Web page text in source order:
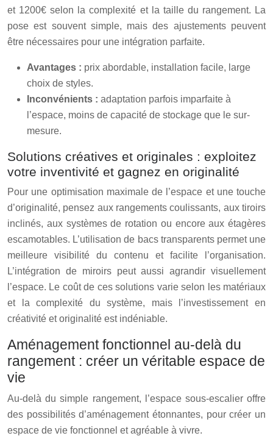
et 1200€ selon la complexité et la taille du rangement. La
pose est souvent simple, mais des ajustements peuvent
être nécessaires pour une intégration parfaite.
Avantages : prix abordable, installation facile, large
choix de styles.
Inconvénients : adaptation parfois imparfaite à
l’espace, moins de capacité de stockage que le sur-
mesure.
Solutions créatives et originales : exploitez
votre inventivité et gagnez en originalité
Pour une optimisation maximale de l’espace et une touche
d’originalité, pensez aux rangements coulissants, aux tiroirs
inclinés, aux systèmes de rotation ou encore aux étagères
escamotables. L’utilisation de bacs transparents permet une
meilleure visibilité du contenu et facilite l’organisation.
L’intégration de miroirs peut aussi agrandir visuellement
l’espace. Le coût de ces solutions varie selon les matériaux
et la complexité du système, mais l’investissement en
créativité et originalité est indéniable.
Aménagement fonctionnel au-delà du
rangement : créer un véritable espace de
vie
Au-delà du simple rangement, l’espace sous-escalier offre
des possibilités d’aménagement étonnantes, pour créer un
espace de vie fonctionnel et agréable à vivre.